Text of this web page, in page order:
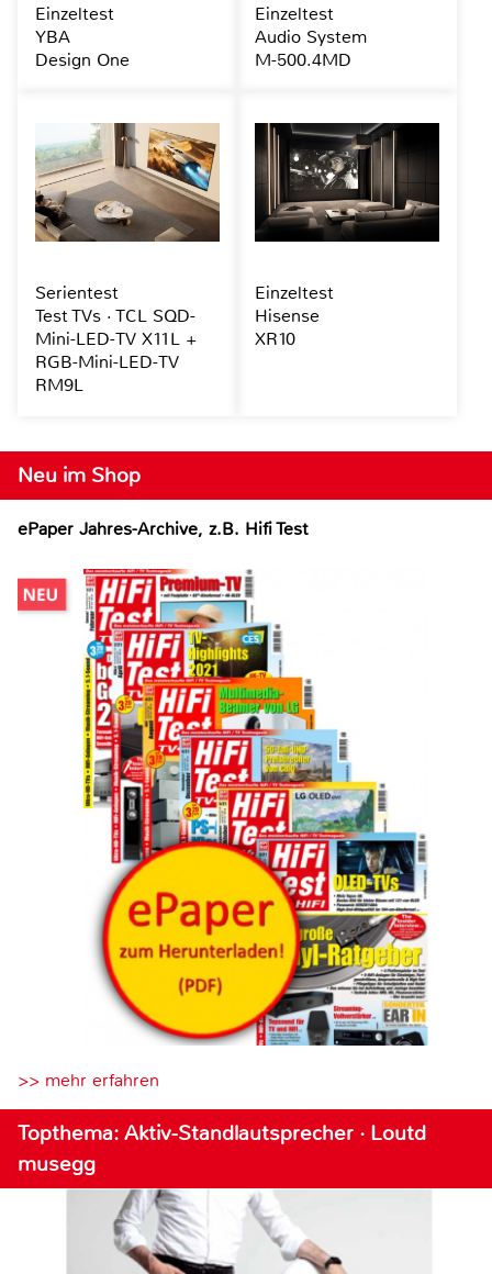
Neu im Shop
ePaper Jahres-Archive, z.B. Hifi Test
>> mehr erfahren
Topthema: Aktiv-Standlautsprecher · Loutd
musegg
Einzeltest
YBA
Design One
Einzeltest
Audio System
M-500.4MD
Serientest
Test TVs · TCL SQD-
Mini-LED-TV X11L +
RGB-Mini-LED-TV
RM9L
Einzeltest
Hisense
XR10